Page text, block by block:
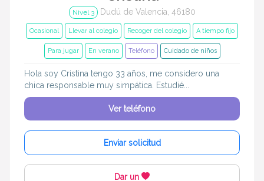
Nivel 3 Dudú de Valencia, 46180
Ocasional Llevar al colegio Recoger del colegio A tiempo fijo
Para jugar En verano Teléfono Cuidado de niños
Hola soy Cristina tengo 33 años, me considero una
chica responsable muy simpática. Estudié...
Ver teléfono
Enviar solicitud
Dar un